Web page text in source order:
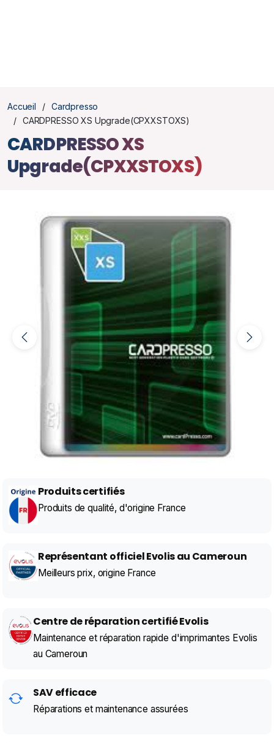
Accueil
Cardpresso
CARDPRESSO XS Upgrade(CPXXSTOXS)
CARDPRESSO XS
Upgrade(CPXXSTOXS)
Produits certifiés
Produits de qualité, d'origine France
Représentant officiel Evolis au Cameroun
Meilleurs prix, origine France
Centre de réparation certifié Evolis
Maintenance et réparation rapide d'imprimantes Evolis
au Cameroun
SAV efficace
Réparations et maintenance assurées